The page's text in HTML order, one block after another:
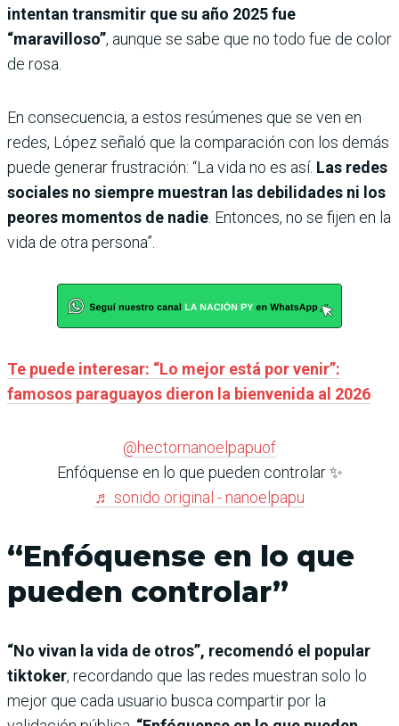
intentan transmitir que su año 2025 fue
“maravilloso”, aunque se sabe que no todo fue de color
de rosa.
En consecuencia, a estos resúmenes que se ven en
redes, López señaló que la comparación con los demás
puede generar frustración: “La vida no es así. Las redes
sociales no siempre muestran las debilidades ni los
peores momentos de nadie. Entonces, no se fijen en la
vida de otra persona”.
Te puede interesar: “Lo mejor está por venir”:
famosos paraguayos dieron la bienvenida al 2026
@hectornanoelpapuof
Enfóquense en lo que pueden controlar ✨
♬ sonido original - nanoelpapu
“Enfóquense en lo que
pueden controlar”
“No vivan la vida de otros”, recomendó el popular
tiktoker, recordando que las redes muestran solo lo
mejor que cada usuario busca compartir por la